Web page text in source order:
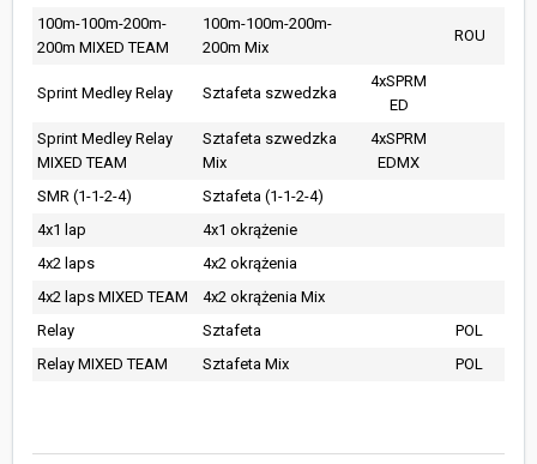
100m-100m-200m-
200m MIXED TEAM
100m-100m-200m-
200m Mix
ROU
Sprint Medley Relay Sztafeta szwedzka
4xSPRM
ED
Sprint Medley Relay
MIXED TEAM
Sztafeta szwedzka
Mix
4xSPRM
EDMX
SMR (1-1-2-4)
Sztafeta (1-1-2-4)
4x1 lap
4x1 okrążenie
4x2 laps
4x2 okrążenia
4x2 laps MIXED TEAM
4x2 okrążenia Mix
Relay
Sztafeta
POL
Relay MIXED TEAM
Sztafeta Mix POL